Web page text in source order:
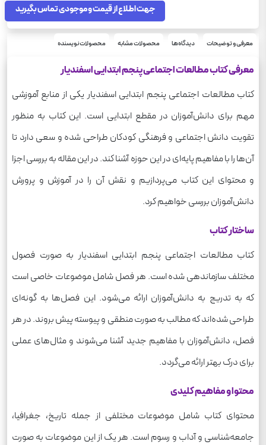
پنجم دبستان
وزن
250
جهت اطلاع از قیمت و موجودی تماس بگیرید
معرفی و توضیحات دیدگاه‌ها محصولات مشابه محصولات نویسنده
معرفی کتاب مطالعات اجتماعی پنجم ابتدایی اسفندیار
کتاب مطالعات اجتماعی پنجم ابتدایی اسفندیار یکی از منابع آموزشی
مهم برای دانش‌آموزان در مقطع ابتدایی است. این کتاب به منظور
تقویت دانش اجتماعی و فرهنگی کودکان طراحی شده و سعی دارد تا
آن‌ها را با مفاهیم پایه‌ای در این حوزه آشنا کند. در این مقاله به بررسی اجزا
و محتوای این کتاب می‌پردازیم و نقش آن را در آموزش و پرورش
دانش‌آموزان بررسی خواهیم کرد.
ساختار کتاب
کتاب مطالعات اجتماعی پنجم ابتدایی اسفندیار به صورت فصول
مختلف سازماندهی شده است. هر فصل شامل موضوعات خاصی است
که به تدریج به دانش‌آموزان ارائه می‌شود. این فصل‌ها به گونه‌ای
طراحی شده‌اند که مطالب به صورت منطقی و پیوسته پیش بروند. در هر
فصل، دانش‌آموزان با مفاهیم جدید آشنا می‌شوند و مثال‌های عملی
برای درک بهتر ارائه می‌گردد.
محتوا و مفاهیم کلیدی
محتوای کتاب شامل موضوعات مختلفی از جمله تاریخ، جغرافیا،
جامعه‌شناسی و آداب و رسوم است. هر یک از این موضوعات به صورت